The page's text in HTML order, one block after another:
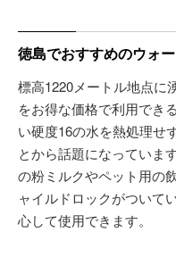
徳島でおすすめのウォ
標高1220メートル地点に
をお得な価格で利用でき
い硬度16の水を熱処理せ
とから話題になっていま
の粉ミルクやペット用の
ャイルドロックがついて
心して使用できます。